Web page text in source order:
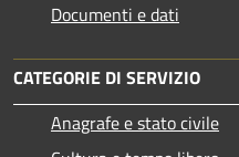
Documenti e dati
CATEGORIE DI SERVIZIO
Anagrafe e stato civile